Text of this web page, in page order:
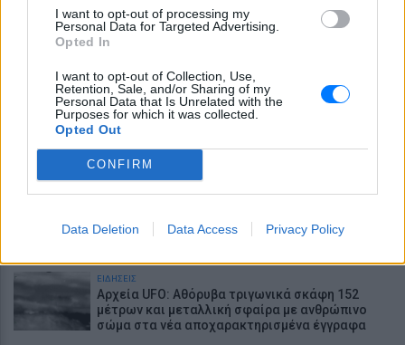
I want to opt-out of processing my
Personal Data for Targeted Advertising.
Opted In
I want to opt-out of Collection, Use,
Retention, Sale, and/or Sharing of my
Personal Data that Is Unrelated with the
Purposes for which it was collected.
Opted Out
CONFIRM
Data Deletion Data Access Privacy Policy
Τροχαίο στις Σέρρες: «Έχασα τη γυναίκα και το
παιδί μου, τα έχασα όλα» - Ο πόνος του πατέρα
Έξαλλη Ιουλία Καλλιμάνη πλήρωσε με το ίδιο
νόμισμα θαμώνα: «Εσένα σου αρέσει αυτό;»
LIFESTYLE
«Τα κάνετε κάφρους και κτήνη χωρίς
ενσυναίσθηση»: Ο Τάσος Δούσης...δικάζει
Καταδίωξη στο κέντρο της Θεσσαλονίκης:
Έσπασαν το τζάμι του οδηγού – «Μην κάνεις
ΕΙΔΗΣΕΙΣ
Αρχεία UFO: Αθόρυβα τριγωνικά σκάφη 152
μέτρων και μεταλλική σφαίρα με ανθρώπινο
σώμα στα νέα αποχαρακτηρισμένα έγγραφα